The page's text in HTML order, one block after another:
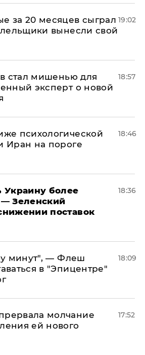
за 20 месяцев сыграл
вынесли свой
19:02
стал мишенью для
эксперт о новой
18:57
психологической
Иран на пороге
18:46
Украину более
— Зеленский
поставок
18:36
минут", — Флеш
в "Эпицентре"
18:09
молчание
ей нового
17:52